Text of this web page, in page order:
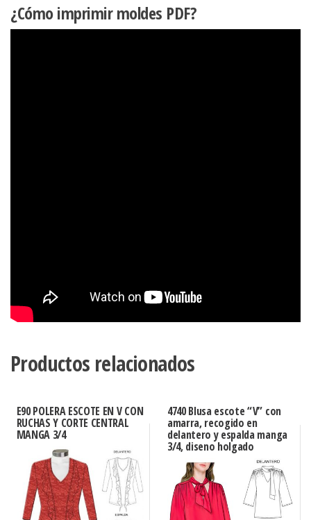
¿Cómo imprimir moldes PDF?
Productos relacionados
E90 POLERA ESCOTE EN V CON
RUCHAS Y CORTE CENTRAL
MANGA 3/4
4740 Blusa escote “V” con
amarra, recogido en
delantero y espalda manga
3/4, diseno holgado